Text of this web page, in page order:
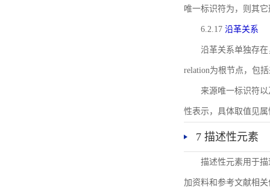
唯一标识符为，则其
6.2.17 沿革关系
沿革关系单独存
relation为根节点，包
来源唯一标识符以
性表示，具体取值见属
7 描述性元素
描述性元素用于
加资料和参考文献相